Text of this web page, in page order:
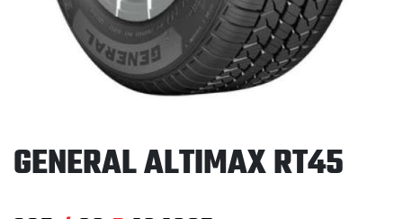
GENERAL ALTIMAX RT45